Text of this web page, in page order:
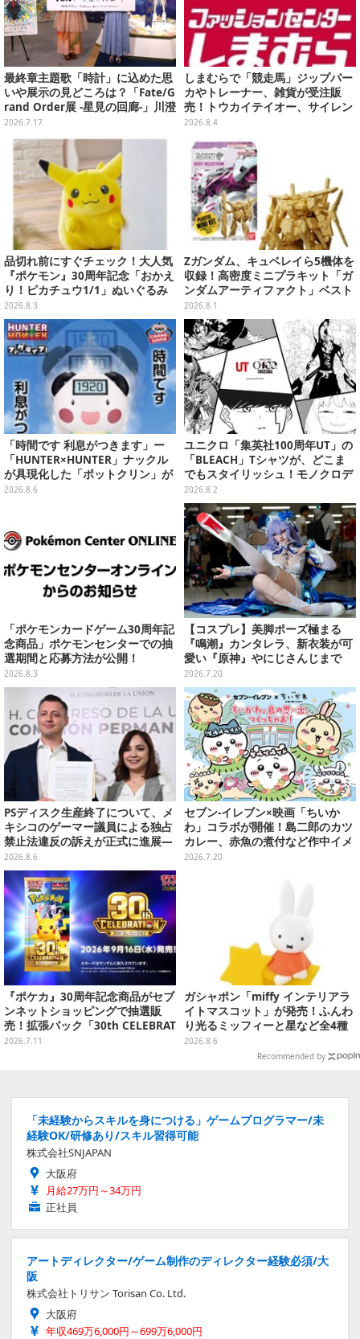
最終章主題歌「時計」に込めた思
いや展示の見どころは？「Fate/G
rand Order展 -星見の回廊-」川澄
綾子さん&坂本真綾さんインタビ
ュー
2026.7.17
しまむらで「競走馬」ジップパー
カやトレーナー、雑貨が受注販
売！トウカイテイオー、サイレン
ススズカなど名馬5頭をデザイン
2026.8.4
品切れ前にすぐチェック！大人気
『ポケモン』30周年記念「おかえ
り！ピカチュウ1/1」ぬいぐるみ
がポケモンセンターオンラインで
販売中
2026.8.3
Zガンダム、キュベレイら5機体を
収録！高密度ミニプラキット「ガ
ンダムアーティファクト」ベスト
セレクションが10月発売
2026.8.1
「時間です 利息がつきます」ー
「HUNTER×HUNTER」ナックル
が具現化した「ポットクリン」が
貯金箱としてプライズ展開
2026.8.6
ユニクロ「集英社100周年UT」の
「BLEACH」Tシャツが、どこま
でもスタイリッシュ！モノクロデ
ザインもクール
2026.8.2
「ポケモンカードゲーム30周年記
念商品」ポケモンセンターでの抽
選期間と応募方法が公開！
2026.8.3
【コスプレ】美脚ポーズ極まる
『鳴潮』カンタレラ、新衣装が可
愛い『原神』やにじさんじまで
「アコスタ池袋」美麗レイヤー11
選【写真50枚】
2026.7.20
PSディスク生産終了について、メ
キシコのゲーマー議員による独占
禁止法違反の訴えが正式に進展―
「テクノロジーは自由を拡大する
ために役立つべき」
2026.8.6
セブン‐イレブン×映画「ちいか
わ」コラボが開催！島二郎のカツ
カレー、赤魚の煮付など作中イメ
ージのフードが盛りだくさん
2026.7.20
『ポケカ』30周年記念商品がセブ
ンネットショッピングで抽選販
売！拡張パック「30th CELEBRAT
ION」と「エーフィ・ブラッキー
2026.7.11
ガシャポン「miffy インテリアラ
イトマスコット」が発売！ふんわ
り光るミッフィーと星など全4種
ラインナップ
2026.8.6
Recommended by
「未経験からスキルを身につける」ゲームプログラマー/未
経験OK/研修あり/スキル習得可能
株式会社SNJAPAN
大阪府
月給27万円～34万円
正社員
アートディレクター/ゲーム制作のディレクター経験必須/大
阪
株式会社トリサン Torisan Co. Ltd.
大阪府
年収469万6,000円～699万6,000円